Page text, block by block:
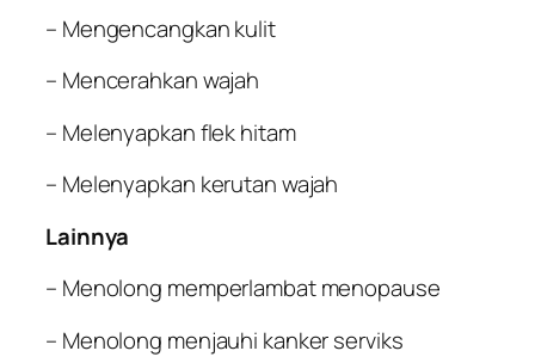
– Mengencangkan kulit
– Mencerahkan wajah
– Melenyapkan flek hitam
– Melenyapkan kerutan wajah
Lainnya
– Menolong memperlambat menopause
– Menolong menjauhi kanker serviks